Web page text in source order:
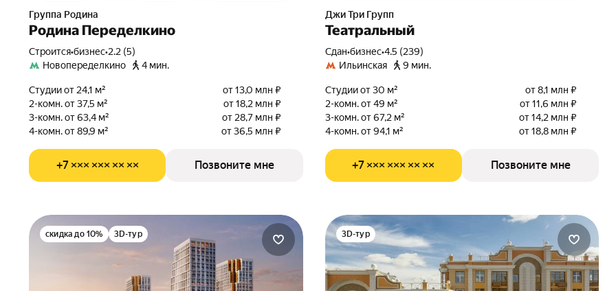
Группа Родина
Родина Переделкино
Строится•бизнес•2.2 (5)
Новопеределкино
4 мин.
Студии от 24,1 м²
от 13,0 млн ₽
2-комн. от 37,5 м²
от 18,2 млн ₽
3-комн. от 63,4 м²
от 28,7 млн ₽
4-комн. от 89,9 м²
от 36,5 млн ₽
+7 ××× ××× ×× ×× Позвоните мне
Джи Три Групп
Театральный
Сдан•бизнес•4.5 (239)
Ильинская
9 мин.
Студии от 30 м²
от 8,1 млн ₽
2-комн. от 49 м²
от 11,6 млн ₽
3-комн. от 67,2 м²
от 14,2 млн ₽
4-комн. от 94,1 м²
от 18,8 млн ₽
+7 ××× ××× ×× ×× Позвоните мне
скидка до 10% 3D-тур 3D-тур